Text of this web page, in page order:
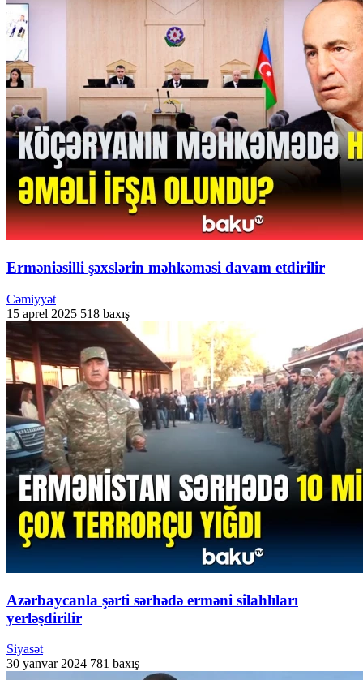
Erməniəsilli şəxslərin məhkəməsi davam etdirilir
Cəmiyyət
15 aprel 2025 518 baxış
Azərbaycanla şərti sərhədə erməni silahlıları
yerləşdirilir
Siyasət
30 yanvar 2024 781 baxış